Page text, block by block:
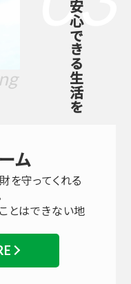
安心できる生活を
ム
を守ってくれる
とはできない地